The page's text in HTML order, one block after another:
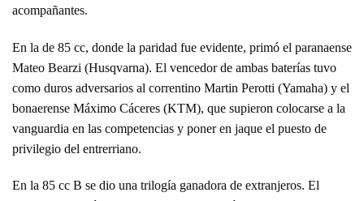
acompañantes.
En la de 85 cc, donde la paridad fue evidente, primó el paranaense
Mateo Bearzi (Husqvarna). El vencedor de ambas baterías tuvo
como duros adversarios al correntino Martin Perotti (Yamaha) y el
bonaerense Máximo Cáceres (KTM), que supieron colocarse a la
vanguardia en las competencias y poner en jaque el puesto de
privilegio del entrerriano.
En la 85 cc B se dio una trilogía ganadora de extranjeros. El